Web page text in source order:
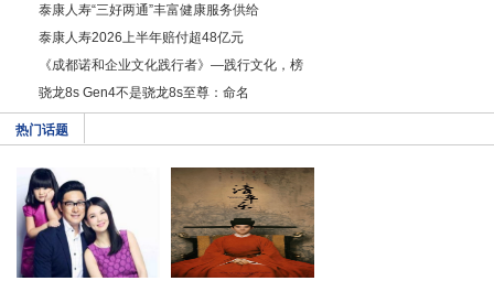
泰康人寿“三好两通”丰富健康服务供给
泰康人寿2026上半年赔付超48亿元
《成都诺和企业文化践行者》—践行文化，榜
骁龙8s Gen4不是骁龙8s至尊：命名
热门话题